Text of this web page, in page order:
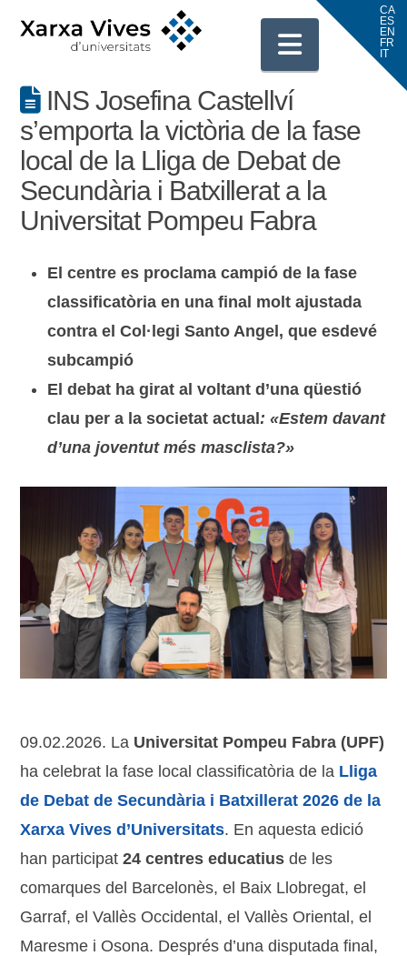
INS Josefina Castellví
s’emporta la victòria de la fase
local de la Lliga de Debat de
Secundària i Batxillerat a la
Universitat Pompeu Fabra
El centre es proclama campió de la fase
classificatòria en una final molt ajustada
contra el Col·legi Santo Angel, que esdevé
subcampió
El debat ha girat al voltant d’una qüestió
clau per a la societat actual: «Estem davant
d’una joventut més masclista?»
09.02.2026. La Universitat Pompeu Fabra (UPF)
ha celebrat la fase local classificatòria de la Lliga
de Debat de Secundària i Batxillerat 2026 de la
Xarxa Vives d’Universitats. En aquesta edició
han participat24 centres educatius de les
comarques del Barcelonès, el Baix Llobregat, el
Garraf, el Vallès Occidental, el Vallès Oriental, el
Maresme i Osona. Després d’una disputada final,